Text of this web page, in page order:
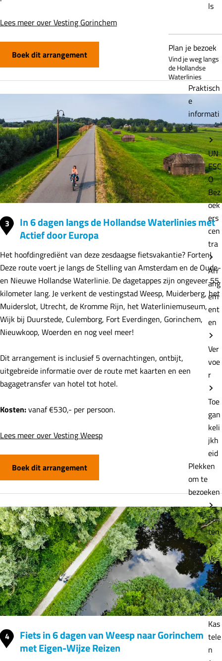
ls
Plan je bezoek
Vind je weg langs
de Hollandse
Waterlinies
Praktisch
e
informati
e
UN
ESC
O
Bez
oek
ers
cen
tra
Arr
ang
em
ent
en
Ver
voe
r
Toe
gan
keli
jkh
eid
Plekken
om te
bezoeken
For
ten
Ves
ting
ste
den
Kas
tele
n
Lees meer over Vesting Gorinchem
Boek dit arrangement
3
In 6 dagen langs de Hollandse Waterlinies met
Actief door Europa
Het hoofdingrediënt van deze zesdaagse fietsvakantie? Forten!
Deze route voert je langs de Stelling van Amsterdam en de Oude-
en Nieuwe Hollandse Waterlinie. De dagetappes zijn ongeveer 55
kilometer lang. Je verkent de vestingstad Weesp, Muiderberg, het
Muiderslot, Utrecht, de Kromme Rijn, het Waterliniemuseum,
Wijk bij Duurstede, Culemborg, Fort Everdingen, Gorinchem,
Nieuwkoop, Woerden en nog veel meer!
Dit arrangement is inclusief 5 overnachtingen, ontbijt,
uitgebreide informatie over de route met kaarten en een
bagagetransfer van hotel tot hotel.
Kosten:vanaf €530,- per persoon.
Lees meer over Vesting Weesp
Boek dit arrangement
4
Fiets in 6 dagen van Weesp naar Gorinchem
met Eigen-Wijze Reizen